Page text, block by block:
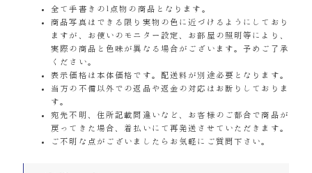
全て手書きの1点物の商品となります。
商品写真はできる限り実物の色に近づけるようにしており
ますが、お使いのモニター設定、お部屋の照明等により、
実際の商品と色味が異なる場合がございます。予めご了承
ください。
表示価格は本体価格です。配送料が別途必要となります。
当方の不備以外での返品や返金の対応はお断りしておりま
す。
宛先不明、住所記載間違いなど、お客様のご都合で商品が
戻ってきた場合、着払いにて再発送させていただきます。
ご不明な点がございましたらお気軽にご質問下さい。